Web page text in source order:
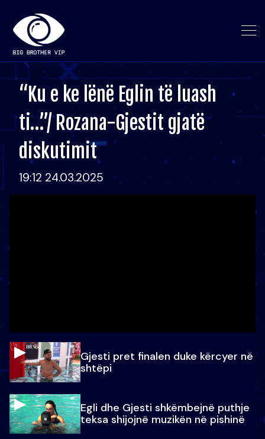
“Ku e ke lënë Eglin të luash
ti…”/ Rozana-Gjestit gjatë
diskutimit
19:12 24.03.2025
Gjesti pret finalen duke kërcyer në
shtëpi
Egli dhe Gjesti shkëmbejnë puthje
teksa shijojnë muzikën në pishinë